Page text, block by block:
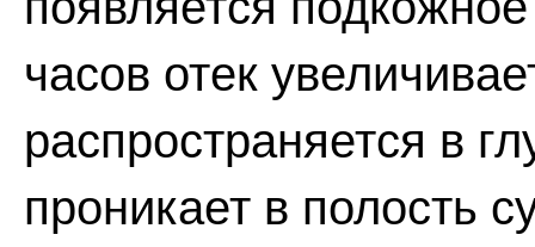
часов отек
распространяется в
проникает в полость